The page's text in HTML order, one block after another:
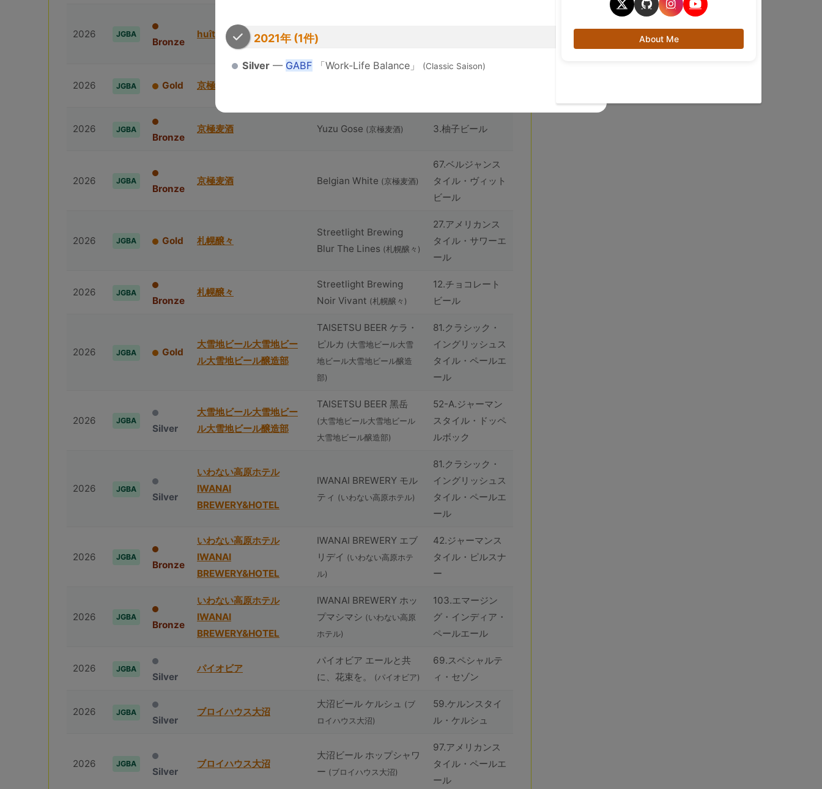
2026 JGBA
Bronze
huîtrière
IPA
2026 JGBA Gold 京極⻨酒
2026 JGBA
Bronze
京極⻨酒 Yuzu Gose (京極⻨酒) 3.柚子ビール
2026 JGBA
Bronze
京極⻨酒 Belgian White (京極⻨酒)
67.ベルジャンス
タイル・ヴィット
ビール
2026 JGBA Gold 札幌醸々
Streetlight Brewing
Blur The Lines (札幌醸々)
27.アメリカンス
タイル・サワーエ
ール
2026 JGBA
Bronze
札幌醸々
Streetlight Brewing
Noir Vivant (札幌醸々)
12.チョコレート
ビール
2026 JGBA Gold
⼤雪地ビール⼤雪地ビー
ル⼤雪地ビール醸造部
TAISETSU BEER ケラ・
ピルカ (⼤雪地ビール⼤雪
地ビール⼤雪地ビール醸造
部)
81.クラシック・
イングリッシュス
タイル・ペールエ
ール
2026 JGBA
Silver
⼤雪地ビール⼤雪地ビー
ル⼤雪地ビール醸造部
TAISETSU BEER ⿊岳
(⼤雪地ビール⼤雪地ビール
⼤雪地ビール醸造部)
52-A.ジャーマン
スタイル・ドッペ
ルボック
2026 JGBA
Silver
いわない高原ホテル
IWANAI
BREWERY&HOTEL
IWANAI BREWERY モル
ティ (いわない高原ホテル)
81.クラシック・
イングリッシュス
タイル・ペールエ
ール
2026 JGBA
Bronze
いわない高原ホテル
IWANAI
BREWERY&HOTEL
IWANAI BREWERY エブ
リデイ (いわない高原ホテ
ル)
42.ジャーマンス
タイル・ピルスナ
ー
2026 JGBA
Bronze
いわない高原ホテル
IWANAI
BREWERY&HOTEL
IWANAI BREWERY ホッ
プマシマシ (いわない高原
ホテル)
103.エマージン
グ・インディア・
ペールエール
2026 JGBA
Silver
パイオビア
パイオビア エールと共
に、花束を。
(パイオビア)
69.スペシャルテ
ィ・セゾン
2026 JGBA
Silver
ブロイハウス⼤沼
⼤沼ビール ケルシュ (ブ
ロイハウス⼤沼)
59.ケルンスタイ
ル・ケルシュ
2026 JGBA
Silver
ブロイハウス⼤沼
⼤沼ビール ホップシャワ
ー (ブロイハウス⼤沼)
97.アメリカンス
タイル・ペールエ
ール
2021年 (1件)
Silver — GABF 「Work-Life Balance」 (Classic Saison)
About Me